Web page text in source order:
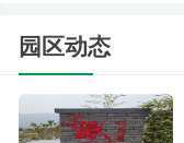
园区动态